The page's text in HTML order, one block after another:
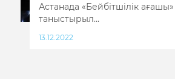
Астанада «Бейбітшілік
таныстырыл...
13.12.2022